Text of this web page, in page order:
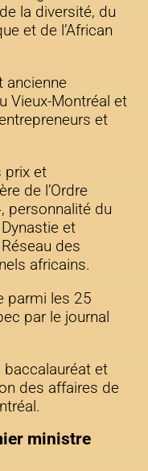
la diversité, du
et de l’African
ancienne
Vieux-Montréal et
et
prix et
de l’Ordre
personnalité du
et
des
africains.
parmi les 25
par le journal
baccalauréat et
des affaires de
ministre